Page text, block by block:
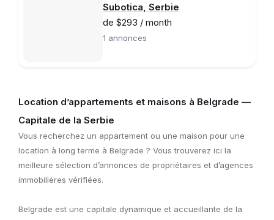
Subotica, Serbie
de $293 / month
1 annonces
Location d’appartements et maisons à Belgrade —
Capitale de la Serbie
Vous recherchez un appartement ou une maison pour une
location à long terme à Belgrade ? Vous trouverez ici la
meilleure sélection d’annonces de propriétaires et d’agences
immobilières vérifiées.
Belgrade est une capitale dynamique et accueillante de la